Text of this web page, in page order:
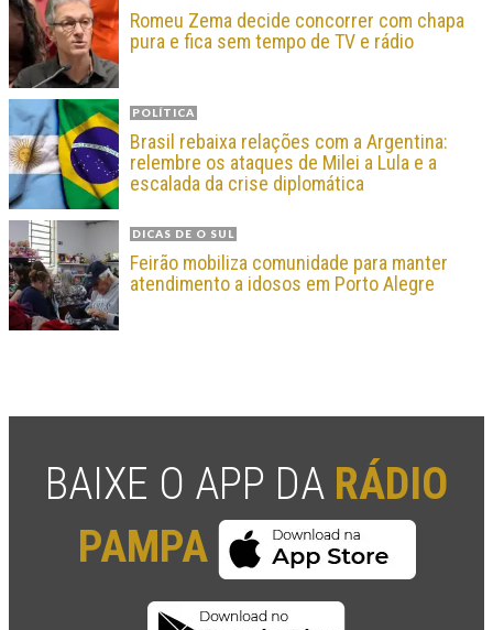
Romeu Zema decide concorrer com chapa
pura e fica sem tempo de TV e rádio
POLÍTICA
Brasil rebaixa relações com a Argentina:
relembre os ataques de Milei a Lula e a
escalada da crise diplomática
DICAS DE O SUL
Feirão mobiliza comunidade para manter
atendimento a idosos em Porto Alegre
BAIXE O APP DA RÁDIO
PAMPA